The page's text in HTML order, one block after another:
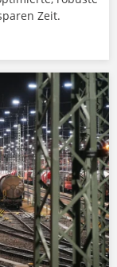
Zeit.